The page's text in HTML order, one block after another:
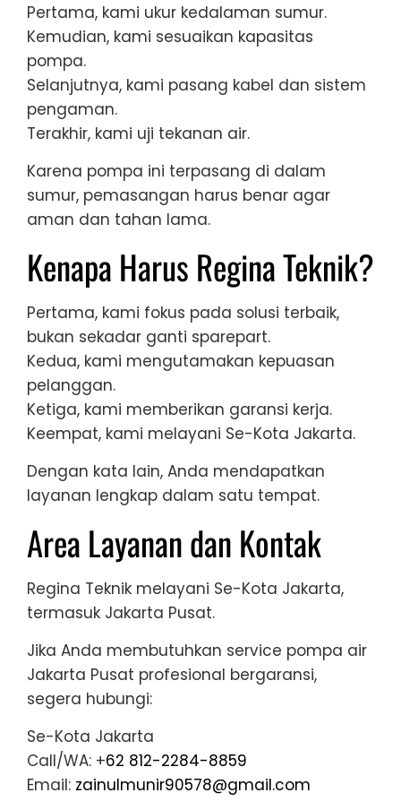
Pertama, kami ukur kedalaman sumur.
Kemudian, kami sesuaikan kapasitas
pompa.
Selanjutnya, kami pasang kabel dan sistem
pengaman.
Terakhir, kami uji tekanan air.
Karena pompa ini terpasang di dalam
sumur, pemasangan harus benar agar
aman dan tahan lama.
Kenapa Harus Regina Teknik?
Pertama, kami fokus pada solusi terbaik,
bukan sekadar ganti sparepart.
Kedua, kami mengutamakan kepuasan
pelanggan.
Ketiga, kami memberikan garansi kerja.
Keempat, kami melayani Se-Kota Jakarta.
Dengan kata lain, Anda mendapatkan
layanan lengkap dalam satu tempat.
Area Layanan dan Kontak
Regina Teknik melayani Se-Kota Jakarta,
termasuk Jakarta Pusat.
Jika Anda membutuhkan service pompa air
Jakarta Pusat profesional bergaransi,
segera hubungi:
Se-Kota Jakarta
Call/WA: +62 812-2284-8859
Email: zainulmunir90578@gmail.com